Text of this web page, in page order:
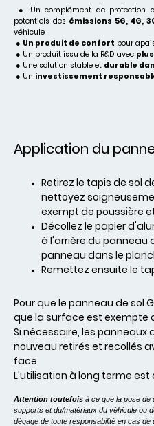
● Un complément de protection
potentiels des émissions 5G, 4G,
véhicule
● Un produit de confort pour
● Un produit issu de la R&D avec
● Une solution stable et durable
● Un investissement
Application du
Retirez le tapis de sol
nettoyez
exempt de poussière
Décollez le papier
à l'arrière du panneau
panneau dans le
Remettez ensuite le
Pour que le panneau de sol
que la surface est exempte
Si nécessaire, les panneaux
nouveau retirés et recollés
face.
L'utilisation à long terme
Attention toutefois à ce que la pose de
supports et du/matériaux du véhicule ou
dégage de toute responsabilité en cas